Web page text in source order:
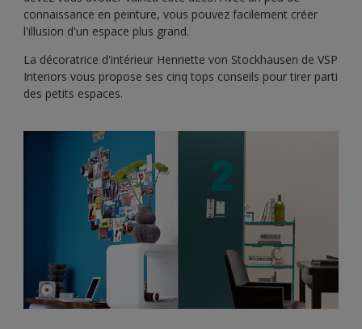
connaissance en peinture, vous pouvez facilement créer
l'illusion d'un espace plus grand.
La décoratrice d'intérieur Henriette von Stockhausen de VSP
Interiors vous propose ses cinq tops conseils pour tirer parti
des petits espaces.